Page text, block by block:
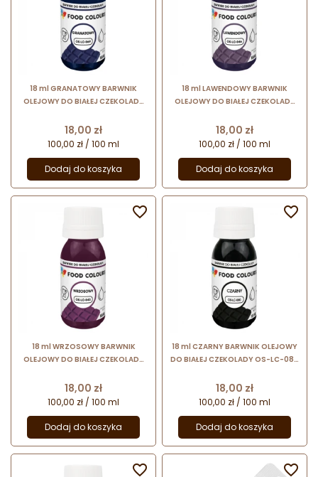
18 ml GRANATOWY BARWNIK
OLEJOWY DO BIAŁEJ CZEKOLADY
barwnik spożywczy w formie
emulsji
Cena
18,00 zł
100,00 zł / 100 ml
Dodaj do koszyka
18 ml LAWENDOWY BARWNIK
OLEJOWY DO BIAŁEJ CZEKOLADY
barwnik spożywczy w formie
emulsji
Cena
18,00 zł
100,00 zł / 100 ml
Dodaj do koszyka
18 ml WRZOSOWY BARWNIK
OLEJOWY DO BIAŁEJ CZEKOLADY
barwnik spożywczy w formie
emulsji
Cena
18,00 zł
100,00 zł / 100 ml
Dodaj do koszyka

18 ml CZARNY BARWNIK OLEJOWY
DO BIAŁEJ CZEKOLADY OS-LC-080
spożywczy w formie emulsji
Cena
18,00 zł
100,00 zł / 100 ml
Dodaj do koszyka

 